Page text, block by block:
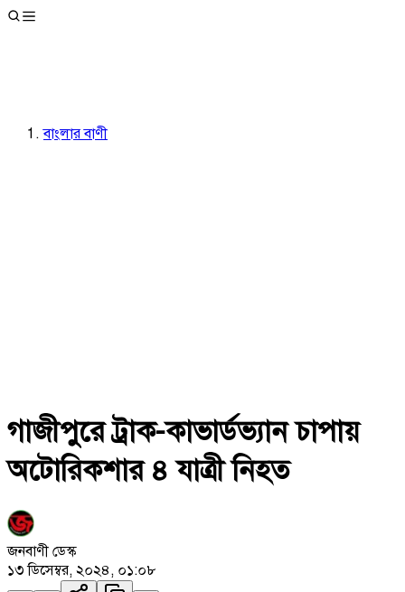
বাংলার বাণী
গাজীপুরে ট্রাক-কাভার্ডভ্যান চাপায়
অটোরিকশার ৪ যাত্রী নিহত
জনবাণী ডেস্ক
১৩ ডিসেম্বর, ২০২৪, ০১:০৮